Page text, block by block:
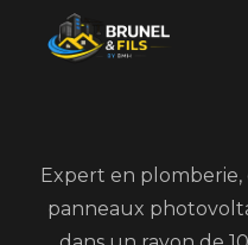
Expert en
panneaux